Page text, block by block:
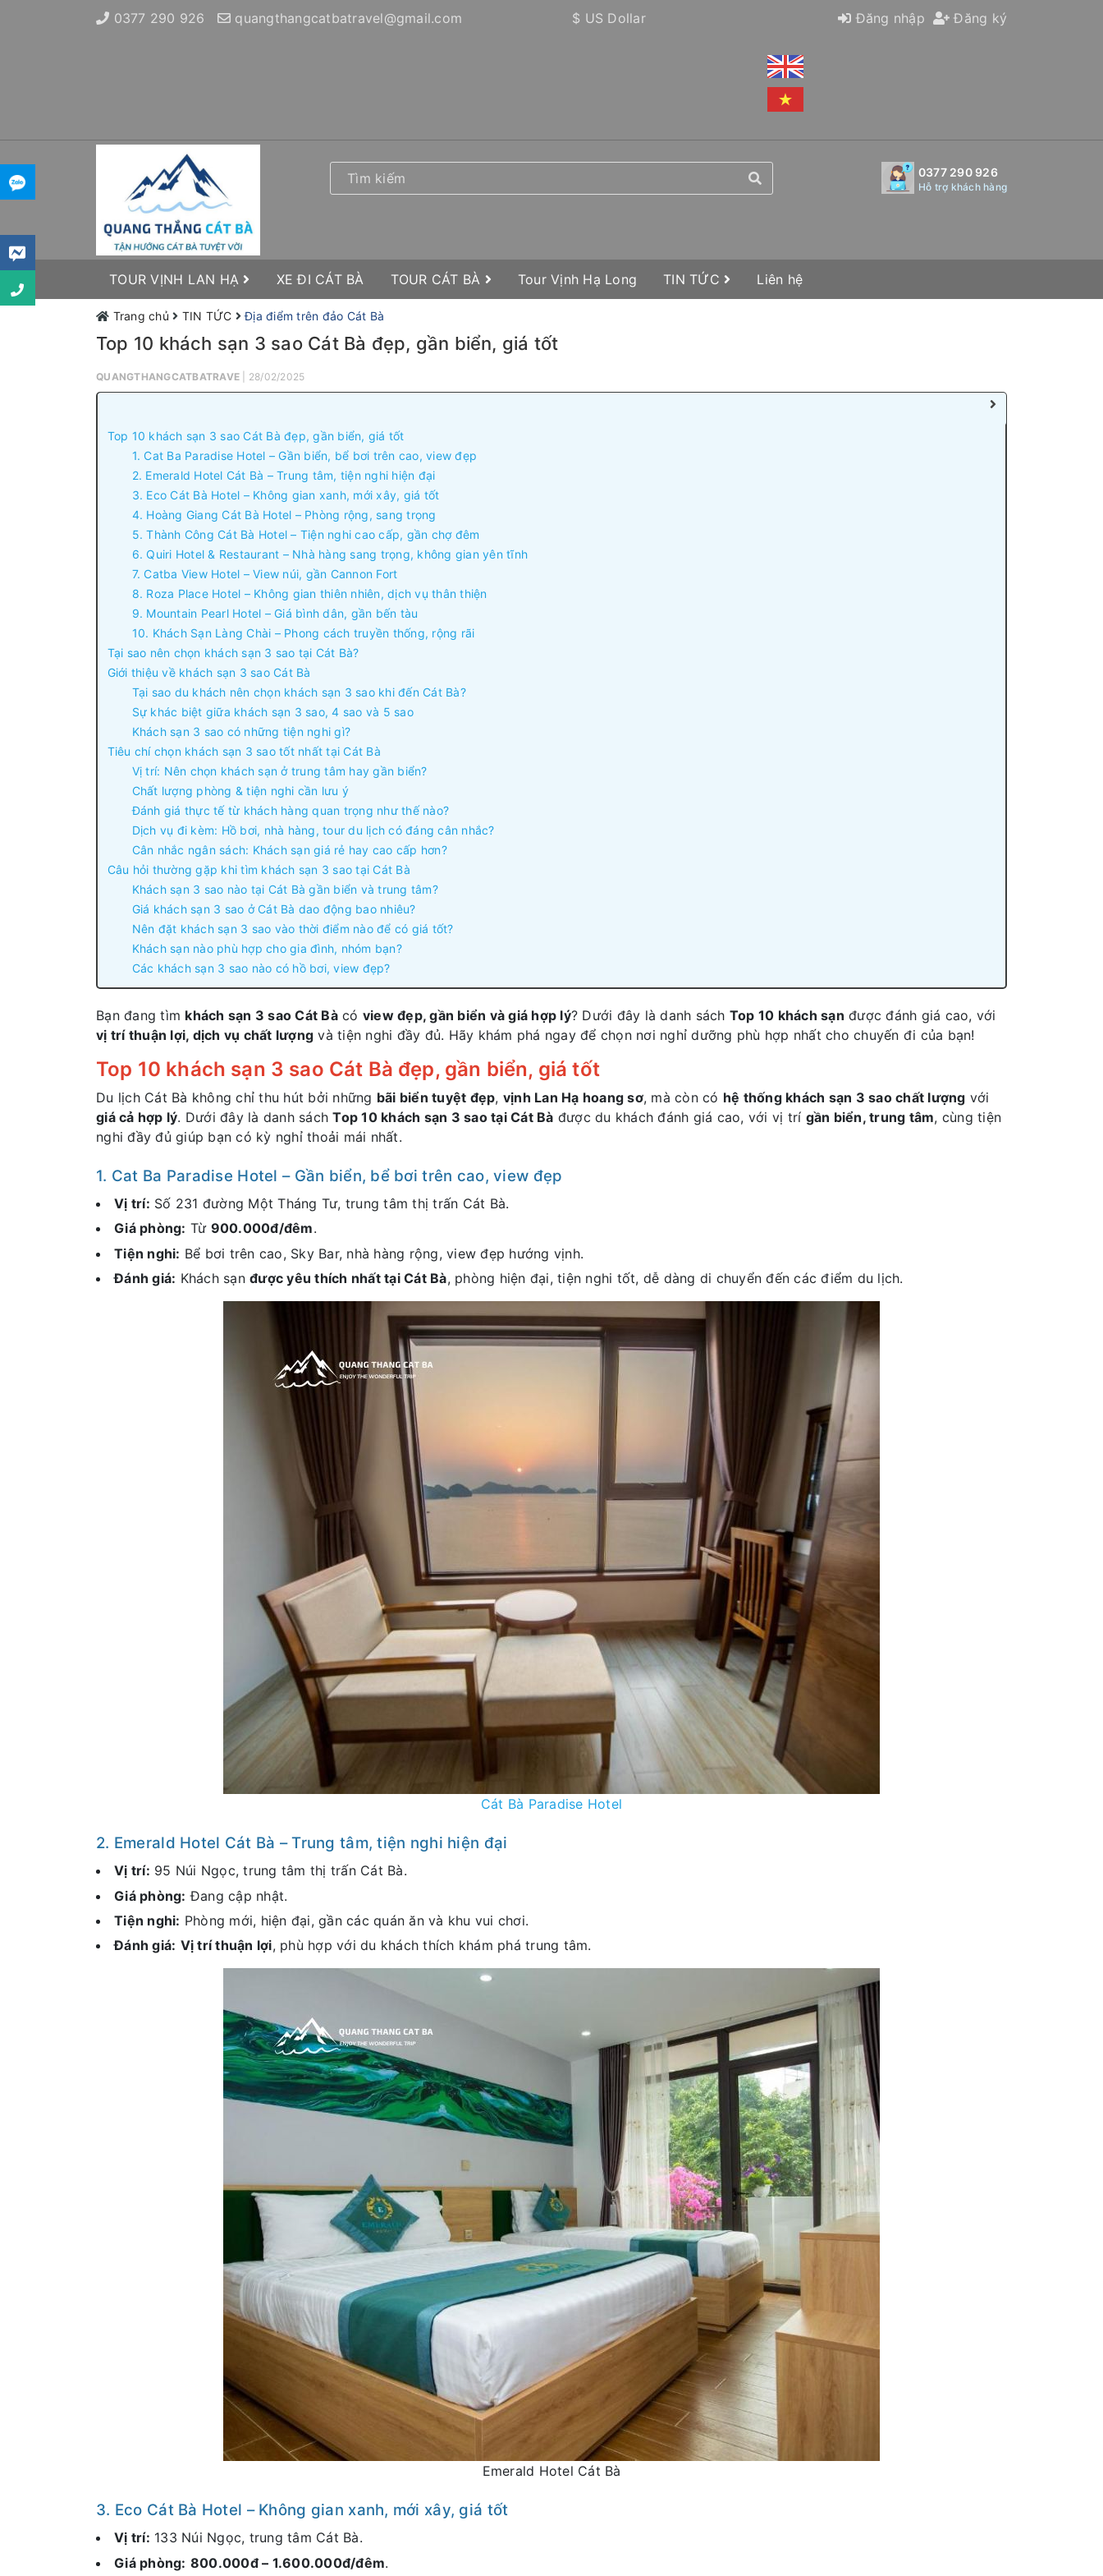
0377 290 926 quangthangcatbatravel@gmail.com Đăng nhập Đăng ký
$ US Dollar
0377 290 926
Hỗ trợ khách hàng
TOUR VỊNH LAN HẠ XE ĐI CÁT BÀ TOUR CÁT BÀ Tour Vịnh Hạ Long TIN TỨC Liên hệ
Trang chủ TIN TỨC Địa điểm trên đảo Cát Bà
Top 10 khách sạn 3 sao Cát Bà đẹp, gần biển, giá tốt
QUANGTHANGCATBATRAVE | 28/02/2025
Top 10 khách sạn 3 sao Cát Bà đẹp, gần biển, giá tốt
1. Cat Ba Paradise Hotel – Gần biển, bể bơi trên cao, view đẹp
2. Emerald Hotel Cát Bà – Trung tâm, tiện nghi hiện đại
3. Eco Cát Bà Hotel – Không gian xanh, mới xây, giá tốt
4. Hoàng Giang Cát Bà Hotel – Phòng rộng, sang trọng
5. Thành Công Cát Bà Hotel – Tiện nghi cao cấp, gần chợ đêm
6. Quiri Hotel & Restaurant – Nhà hàng sang trọng, không gian yên tĩnh
7. Catba View Hotel – View núi, gần Cannon Fort
8. Roza Place Hotel – Không gian thiên nhiên, dịch vụ thân thiện
9. Mountain Pearl Hotel – Giá bình dân, gần bến tàu
10. Khách Sạn Làng Chài – Phong cách truyền thống, rộng rãi
Tại sao nên chọn khách sạn 3 sao tại Cát Bà?
Giới thiệu về khách sạn 3 sao Cát Bà
Tại sao du khách nên chọn khách sạn 3 sao khi đến Cát Bà?
Sự khác biệt giữa khách sạn 3 sao, 4 sao và 5 sao
Khách sạn 3 sao có những tiện nghi gì?
Tiêu chí chọn khách sạn 3 sao tốt nhất tại Cát Bà
Vị trí: Nên chọn khách sạn ở trung tâm hay gần biển?
Chất lượng phòng & tiện nghi cần lưu ý
Đánh giá thực tế từ khách hàng quan trọng như thế nào?
Dịch vụ đi kèm: Hồ bơi, nhà hàng, tour du lịch có đáng cân nhắc?
Cân nhắc ngân sách: Khách sạn giá rẻ hay cao cấp hơn?
Câu hỏi thường gặp khi tìm khách sạn 3 sao tại Cát Bà
Khách sạn 3 sao nào tại Cát Bà gần biển và trung tâm?
Giá khách sạn 3 sao ở Cát Bà dao động bao nhiêu?
Nên đặt khách sạn 3 sao vào thời điểm nào để có giá tốt?
Khách sạn nào phù hợp cho gia đình, nhóm bạn?
Các khách sạn 3 sao nào có hồ bơi, view đẹp?
Bạn đang tìm khách sạn 3 sao Cát Bàcó view đẹp, gần biển và giá hợp lý? Dưới đây là danh sách Top 10 khách sạn được đánh giá cao, với
vị trí thuận lợi, dịch vụ chất lượng và tiện nghi đầy đủ. Hãy khám phá ngay để chọn nơi nghỉ dưỡng phù hợp nhất cho chuyến đi của bạn!
Top 10 khách sạn 3 sao Cát Bà đẹp, gần biển, giá tốt
Du lịch Cát Bà không chỉ thu hút bởi những bãi biển tuyệt đẹp, vịnh Lan Hạ hoang sơ, mà còn có hệ thống khách sạn 3 sao chất lượng với
giá cả hợp lý. Dưới đây là danh sáchTop 10 khách sạn 3 sao tại Cát Bà được du khách đánh giá cao, với vị trí gần biển, trung tâm, cùng tiện
nghi đầy đủ giúp bạn có kỳ nghỉ thoải mái nhất.
1. Cat Ba Paradise Hotel – Gần biển, bể bơi trên cao, view đẹp
Vị trí: Số 231 đường Một Tháng Tư, trung tâm thị trấn Cát Bà.
Giá phòng: Từ 900.000đ/đêm.
Tiện nghi: Bể bơi trên cao, Sky Bar, nhà hàng rộng, view đẹp hướng vịnh.
Đánh giá: Khách sạn được yêu thích nhất tại Cát Bà, phòng hiện đại, tiện nghi tốt, dễ dàng di chuyển đến các điểm du lịch.
Cát Bà Paradise Hotel
2. Emerald Hotel Cát Bà – Trung tâm, tiện nghi hiện đại
Vị trí: 95 Núi Ngọc, trung tâm thị trấn Cát Bà.
Giá phòng: Đang cập nhật.
Tiện nghi: Phòng mới, hiện đại, gần các quán ăn và khu vui chơi.
Đánh giá: Vị trí thuận lợi, phù hợp với du khách thích khám phá trung tâm.
Emerald Hotel Cát Bà
3. Eco Cát Bà Hotel – Không gian xanh, mới xây, giá tốt
Vị trí: 133 Núi Ngọc, trung tâm Cát Bà.
Giá phòng: 800.000đ – 1.600.000đ/đêm.